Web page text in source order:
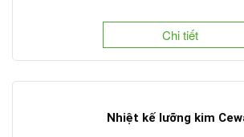
Chi tiết
Nhiệt kế lưỡng kim